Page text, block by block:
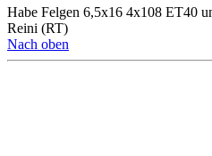
Habe Felgen 6,5x16 4x108 ET40
Reini (RT)
Nach oben